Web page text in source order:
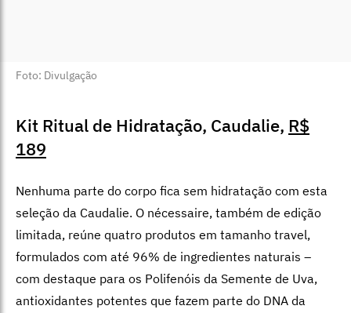
Foto: Divulgação
Kit Ritual de Hidratação, Caudalie, R$
189
Nenhuma parte do corpo fica sem hidratação com esta
seleção da Caudalie. O nécessaire, também de edição
limitada, reúne quatro produtos em tamanho travel,
formulados com até 96% de ingredientes naturais –
com destaque para os Polifenóis da Semente de Uva,
antioxidantes potentes que fazem parte do DNA da